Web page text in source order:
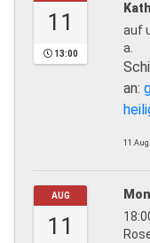
11
13:00
auf
a.
an:
AUG
11